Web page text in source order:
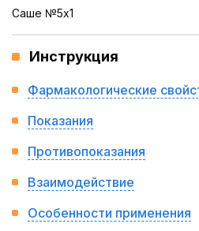
Саше №5x1
Инструкция
Фармакологические
Показания
Противопоказания
Взаимодействие
Особенности применения